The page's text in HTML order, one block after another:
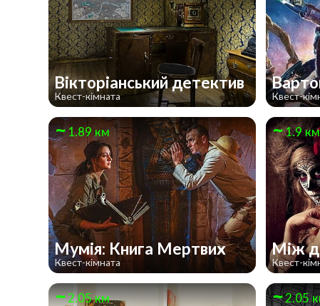
Вікторіанський детектив
Квест-кімната Квест-
1.89 км
Мумія: Книга Мертвих
Квест-кімната
1.9 км
Між
Квест-
2.05 км 2.05